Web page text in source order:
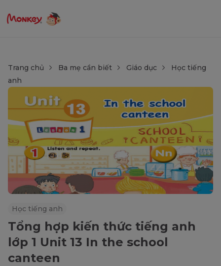
Trang chủ Ba mẹ cần biết Giáo dục
Học tiếng
anh
Học tiếng anh
Tổng hợp kiến thức tiếng anh
lớp 1 Unit 13 In the school
canteen